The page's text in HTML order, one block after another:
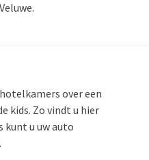
over een
kids. Zo vindt u hier
kunt u uw auto